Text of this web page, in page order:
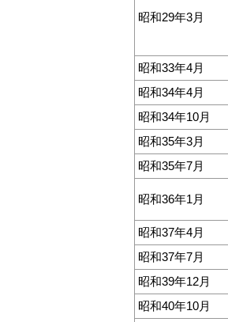
昭和29年3月
昭和33年4月
昭和34年4月
昭和34年10月
昭和35年3月
昭和35年7月
昭和36年1月
昭和37年4月
昭和37年7月
昭和39年12月
昭和40年10月